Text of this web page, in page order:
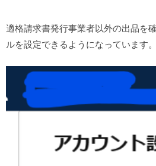
適格請求書発行事業者以外の出品を
ルを設定できるようになっています。